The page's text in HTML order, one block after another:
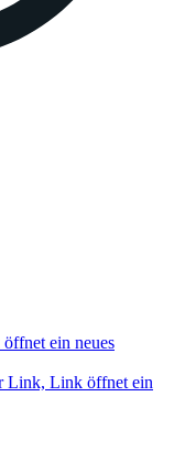
ein neues
Link, Link öffnet ein